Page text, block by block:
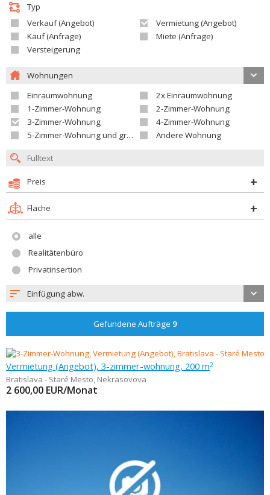
Typ
Verkauf (Angebot)
Vermietung (Angebot)
Kauf (Anfrage)
Miete (Anfrage)
Versteigerung
Wohnungen
Einraumwohnung
2x Einraumwohnung
1-Zimmer-Wohnung
2-Zimmer-Wohnung
3-Zimmer-Wohnung
4-Zimmer-Wohnung
5-Zimmer-Wohnung und größer
Andere Wohnung
Preis
Fläche
alle
Realitätenbüro
Privatinsertion
Einfügung abw.
Gefundene Aufträge 9
Vermietung (Angebot), 3-zimmer-wohnung, 200 m2
Bratislava - Staré Mesto, Nekrasovova
2 600,00 EUR/Monat